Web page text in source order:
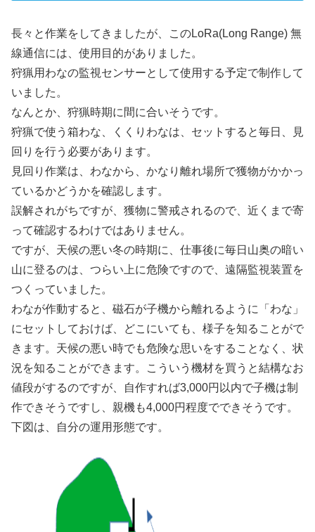
長々と作業をしてきましたが、このLoRa(Long Range) 無
線通信には、使用目的がありました。
狩猟用わなの監視センサーとして使用する予定で制作して
いました。
なんとか、狩猟時期に間に合いそうです。
狩猟で使う箱わな、くくりわなは、セットすると毎日、見
回りを行う必要があります。
見回り作業は、わなから、かなり離れ場所で獲物がかかっ
ているかどうかを確認します。
誤解されがちですが、獲物に警戒されるので、近くまで寄
って確認するわけではありません。
ですが、天候の悪い冬の時期に、仕事後に毎日山奥の暗い
山に登るのは、つらい上に危険ですので、遠隔監視装置を
つくっていました。
わなが作動すると、磁石が子機から離れるように「わな」
にセットしておけば、どこにいても、様子を知ることがで
きます。天候の悪い時でも危険な思いをすることなく、状
況を知ることができます。こういう機材を買うと結構なお
値段がするのですが、自作すれば3,000円以内で子機は制
作できそうですし、親機も4,000円程度でできそうです。
下図は、自分の運用形態です。